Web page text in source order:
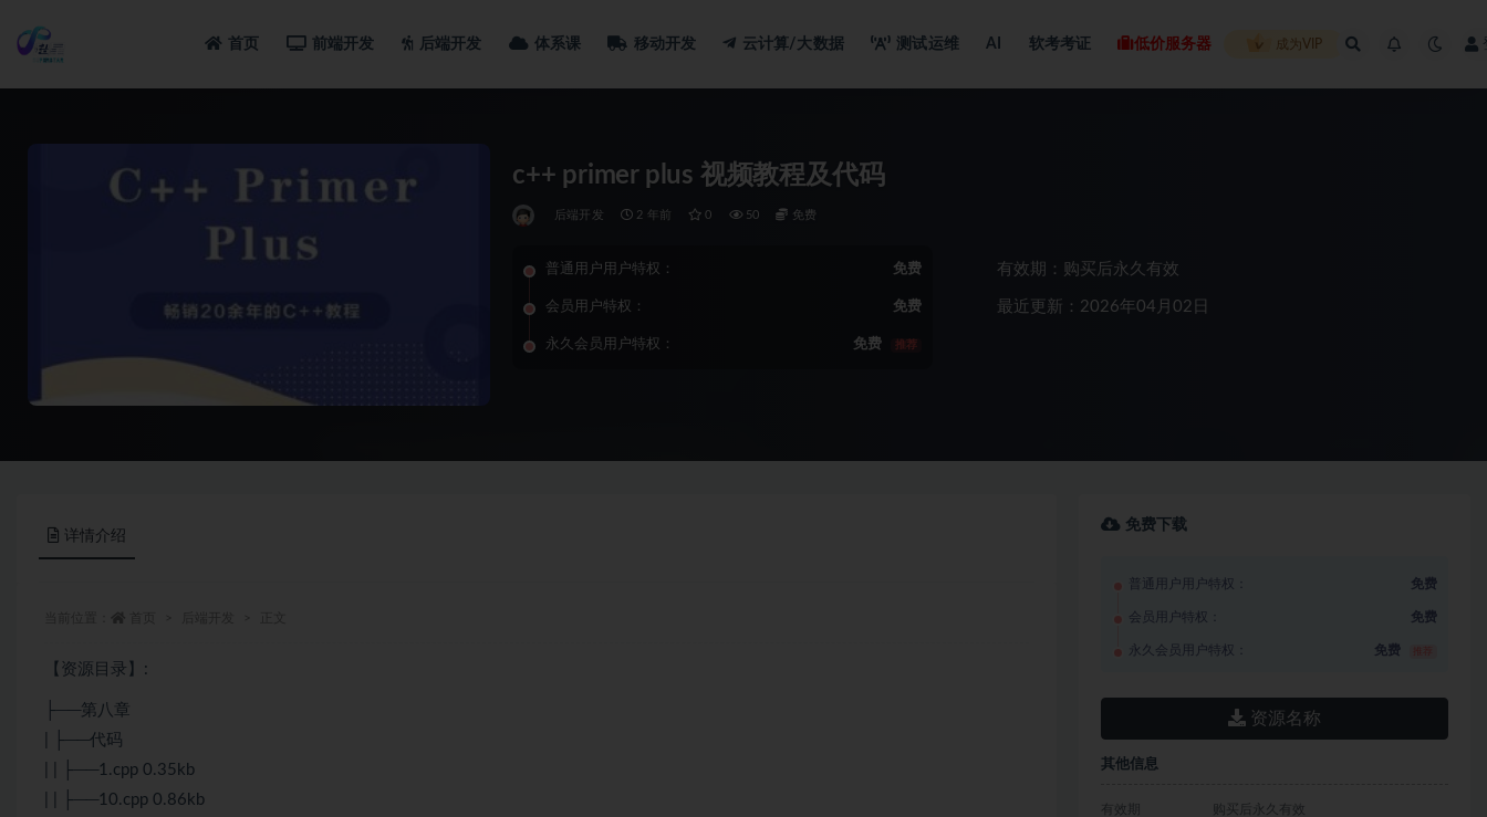
首页 前端开发 后端开发 体系课 移动开发 云计算/大数据 测试运维 AI 软考考证 低价服务器 成为VIP
c++ primer plus 视频教程及代码
后端开发 2 年前 0 50 免费
普通用户用户特权： 免费
会员用户特权： 免费
永久会员用户特权： 免费 推荐
有效期：购买后永久有效
最近更新：2026年04月02日
详情介绍
【资源目录】:
├──第八章
| ├──代码
| | ├──1.cpp 0.35kb
| | ├──10.cpp 0.86kb
免费下载
普通用户用户特权： 免费
会员用户特权： 免费
永久会员用户特权： 免费
资源名称
其他信息
有效期 购买后永久有效